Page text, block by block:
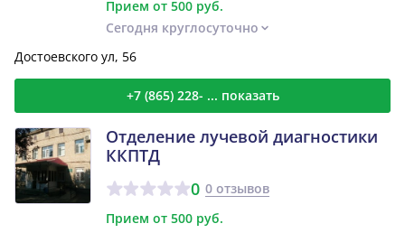
Прием от 500 руб.
Сегодня круглосуточно
Достоевского ул, 56
+7 (865) 228- ... показать
Отделение лучевой диагностики
ККПТД
0 0 отзывов
Прием от 500 руб.